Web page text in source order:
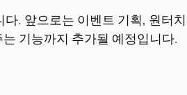
. 앞으로는 이벤트 기획, 원터
기능까지 추가될 예정입니다.